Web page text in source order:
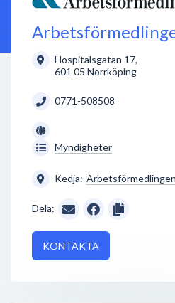
Hospitalsgatan 17,
601 05 Norrköping
0771-508508
Myndigheter
Kedja: Arbetsförmedlingen
Dela:
KONTAKTA